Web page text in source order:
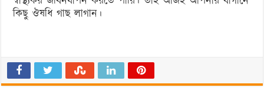
কিছু ঔষধি গাছ লাগান।